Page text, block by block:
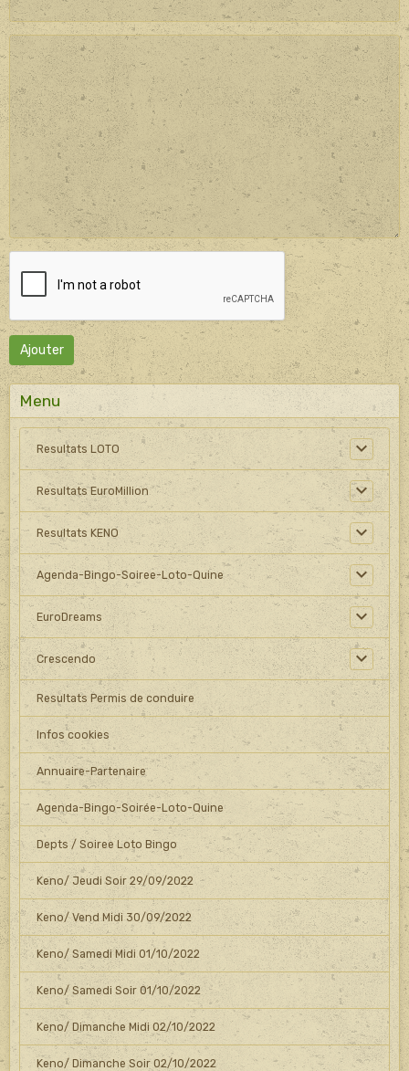
Ajouter
Menu
Resultats LOTO
Resultats EuroMillion
Resultats KENO
Agenda-Bingo-Soiree-Loto-Quine
EuroDreams
Crescendo
Resultats Permis de conduire
Infos cookies
Annuaire-Partenaire
Agenda-Bingo-Soirée-Loto-Quine
Depts / Soiree Loto Bingo
Keno/ Jeudi Soir 29/09/2022
Keno/ Vend Midi 30/09/2022
Keno/ Samedi Midi 01/10/2022
Keno/ Samedi Soir 01/10/2022
Keno/ Dimanche Midi 02/10/2022
Keno/ Dimanche Soir 02/10/2022